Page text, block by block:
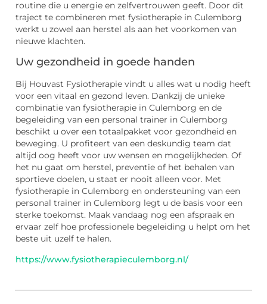
routine die u energie en zelfvertrouwen geeft. Door dit
traject te combineren met fysiotherapie in Culemborg
werkt u zowel aan herstel als aan het voorkomen van
nieuwe klachten.
Uw gezondheid in goede handen
Bij Houvast Fysiotherapie vindt u alles wat u nodig heeft
voor een vitaal en gezond leven. Dankzij de unieke
combinatie van fysiotherapie in Culemborg en de
begeleiding van een personal trainer in Culemborg
beschikt u over een totaalpakket voor gezondheid en
beweging. U profiteert van een deskundig team dat
altijd oog heeft voor uw wensen en mogelijkheden. Of
het nu gaat om herstel, preventie of het behalen van
sportieve doelen, u staat er nooit alleen voor. Met
fysiotherapie in Culemborg en ondersteuning van een
personal trainer in Culemborg legt u de basis voor een
sterke toekomst. Maak vandaag nog een afspraak en
ervaar zelf hoe professionele begeleiding u helpt om het
beste uit uzelf te halen.
https://www.fysiotherapieculemborg.nl/